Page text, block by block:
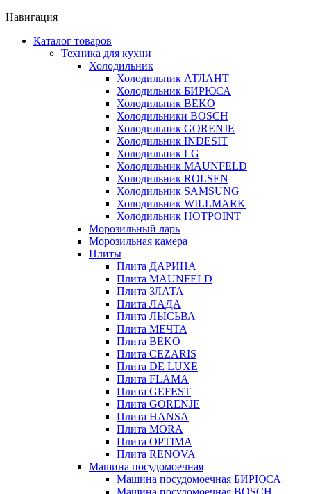
Навигация
Каталог товаров
Техника для кухни
Холодильник
Холодильник АТЛАНТ
Холодильник БИРЮСА
Холодильник BEKO
Холодильники BOSCH
Холодильник GORENJE
Холодильник INDESIT
Холодильник LG
Холодильник MAUNFELD
Холодильник ROLSEN
Холодильник SAMSUNG
Холодильник WILLMARK
Холодильник HOTPOINT
Морозильный ларь
Морозильная камера
Плиты
Плита ДАРИНА
Плита MAUNFELD
Плита ЗЛАТА
Плита ЛАДА
Плита ЛЫСЬВА
Плита МЕЧТА
Плита BEKO
Плита CEZARIS
Плита DE LUXE
Плита FLAMA
Плита GEFEST
Плита GORENJE
Плита HANSA
Плита MORA
Плита OPTIMA
Плита RENOVA
Машина посудомоечная
Машина посудомоечная БИРЮСА
Машина посудомоечная BOSCH